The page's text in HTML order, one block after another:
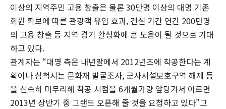
이상의 지역주민 고용 창출은 물론 30만명 이상의 대명 기존
회원 확보에 따른 관광객 유입 효과, 건설 기간 연간 200만명
의 고용 창출 등 지역 경기 활성화에 큰 도움이 될 것으로 기대
하고 있다.
관계자는 “대명 측은 내년말에서 2012년초에 착공한다는 계
획이나 삼척시는 문화재 발굴조사, 군사시설보호구역 해제 등
을 신속히 마무리해 착공 시점을 6개월가량 앞당겨서 이르면
2013년 상반기 중 그랜드 오픈해 줄 것을 요청하고 있다”고